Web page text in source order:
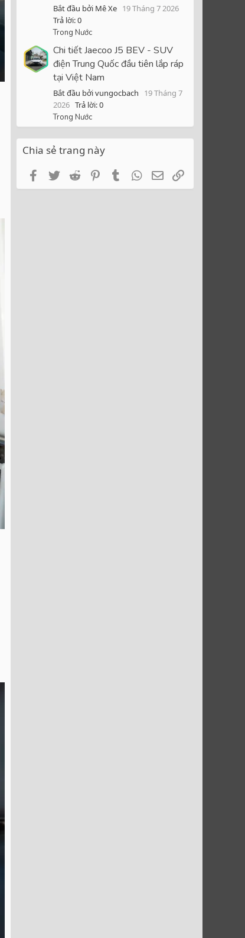
Bắt đầu bởi Mê Xe 19 Tháng 7 2026
Trả lời: 0
Trong Nước
Chi tiết Jaecoo J5 BEV - SUV
điện Trung Quốc đầu tiên lắp ráp
tại Việt Nam
Bắt đầu bởi vungocbach
19 Tháng 7
2026 Trả lời: 0
Trong Nước
Chia sẻ trang này
FacebookTwitterRedditPinterestTumblrWhatsApp
Email